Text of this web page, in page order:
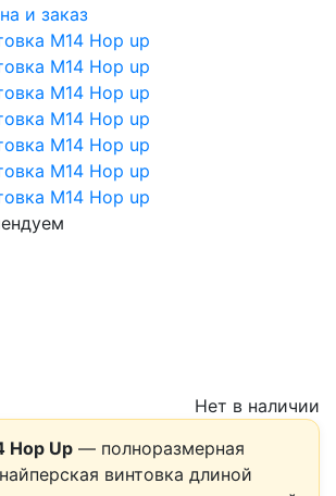
и заказ
Нет в наличии
Hop Up — полноразмерная
винтовка длиной